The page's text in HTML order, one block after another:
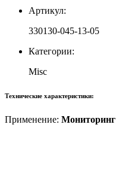
Артикул:
330130-045-13-05
Категории:
Misc
Технические характеристики:
Применение: Мониторинг